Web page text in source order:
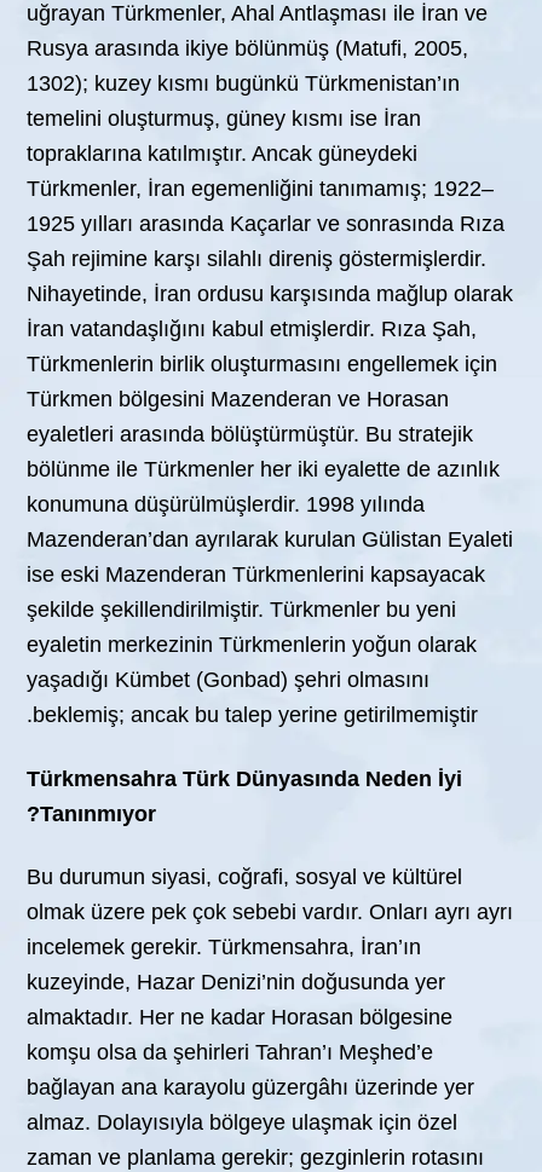
uğrayan Türkmenler, Ahal Antlaşması ile İran ve
Rusya arasında ikiye bölünmüş (Matufi, 2005,
1302); kuzey kısmı bugünkü Türkmenistan’ın
temelini oluşturmuş, güney kısmı ise İran
topraklarına katılmıştır. Ancak güneydeki
Türkmenler, İran egemenliğini tanımamış; 1922–
1925 yılları arasında Kaçarlar ve sonrasında Rıza
Şah rejimine karşı silahlı direniş göstermişlerdir.
Nihayetinde, İran ordusu karşısında mağlup olarak
İran vatandaşlığını kabul etmişlerdir. Rıza Şah,
Türkmenlerin birlik oluşturmasını engellemek için
Türkmen bölgesini Mazenderan ve Horasan
eyaletleri arasında bölüştürmüştür. Bu stratejik
bölünme ile Türkmenler her iki eyalette de azınlık
konumuna düşürülmüşlerdir. 1998 yılında
Mazenderan’dan ayrılarak kurulan Gülistan Eyaleti
ise eski Mazenderan Türkmenlerini kapsayacak
şekilde şekillendirilmiştir. Türkmenler bu yeni
eyaletin merkezinin Türkmenlerin yoğun olarak
yaşadığı Kümbet (Gonbad) şehri olmasını
beklemiş; ancak bu talep yerine getirilmemiştir.
Türkmensahra Türk Dünyasında Neden İyi
Tanınmıyor?
Bu durumun siyasi, coğrafi, sosyal ve kültürel
olmak üzere pek çok sebebi vardır. Onları ayrı ayrı
incelemek gerekir. Türkmensahra, İran’ın
kuzeyinde, Hazar Denizi’nin doğusunda yer
almaktadır. Her ne kadar Horasan bölgesine
komşu olsa da şehirleri Tahran’ı Meşhed’e
bağlayan ana karayolu güzergâhı üzerinde yer
almaz. Dolayısıyla bölgeye ulaşmak için özel
zaman ve planlama gerekir; gezginlerin rotasını